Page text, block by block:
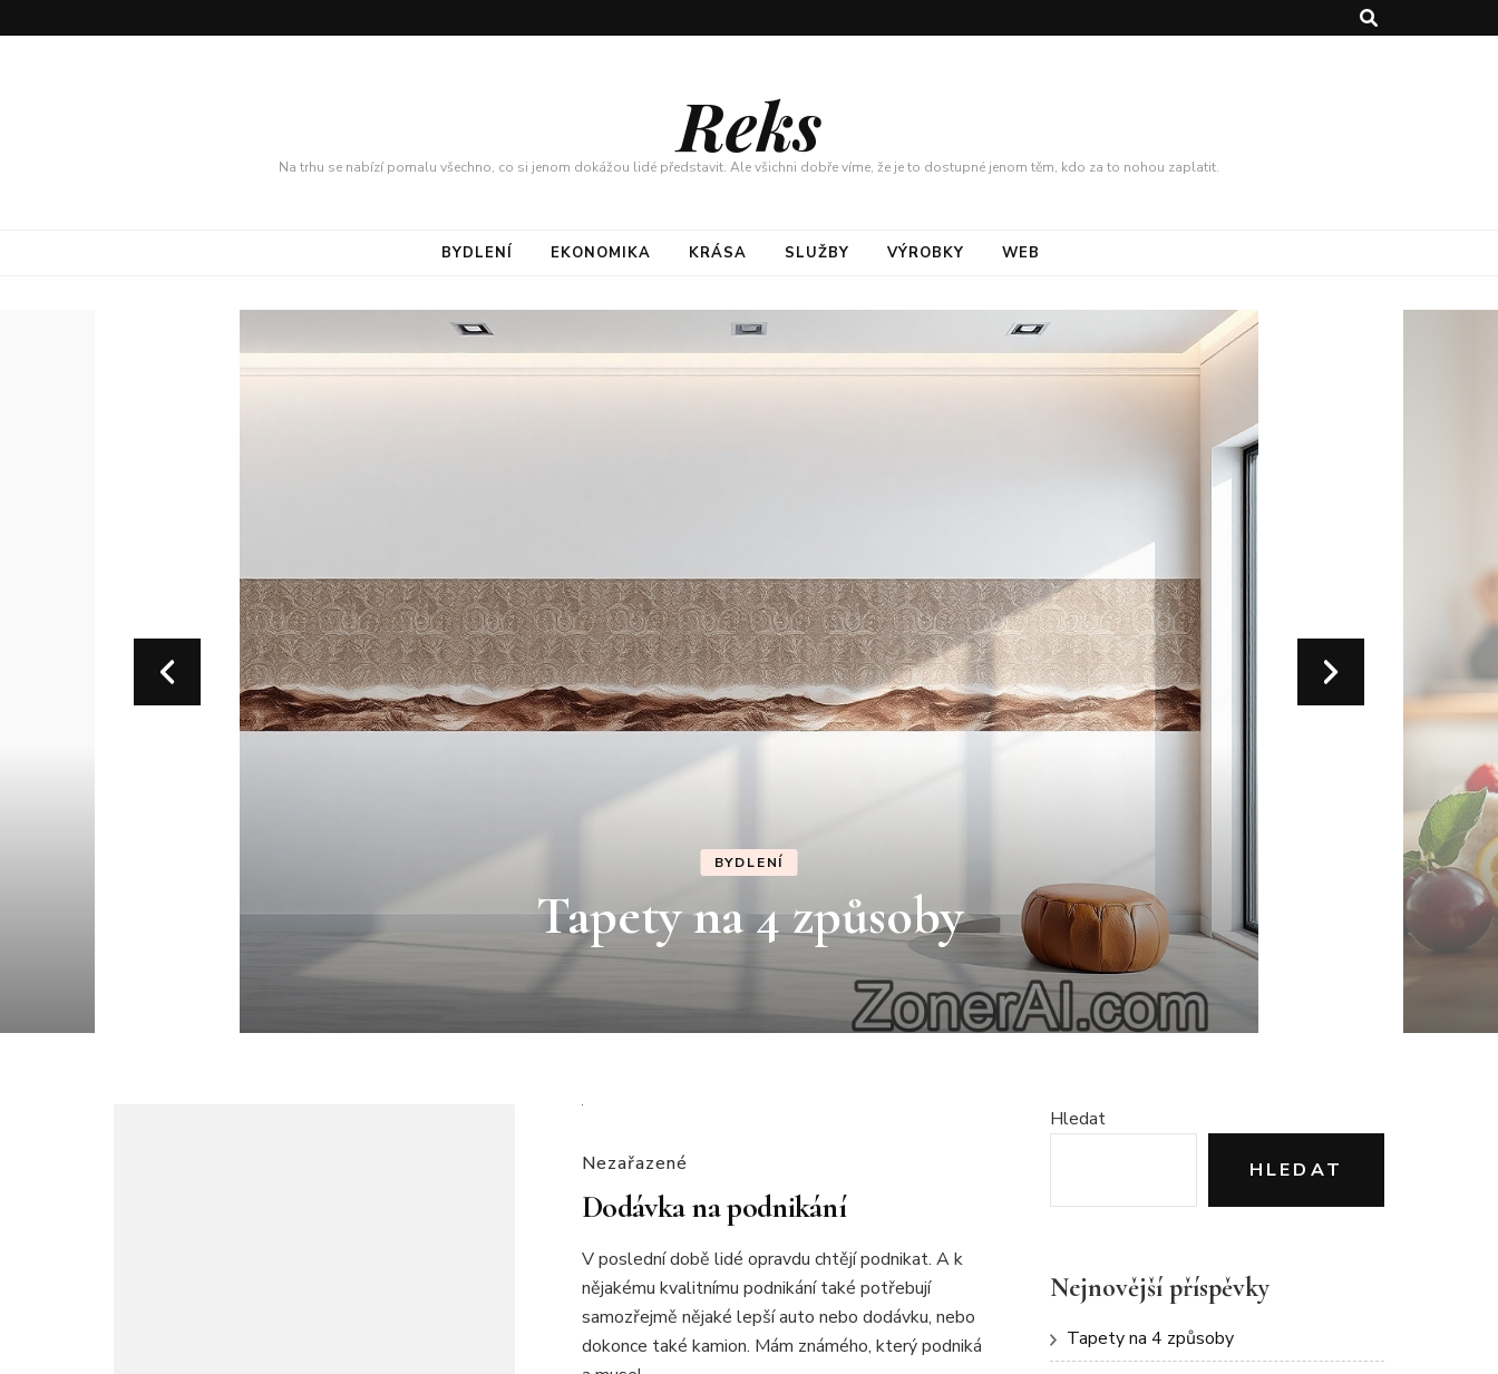
Reks
Na trhu se nabízí pomalu všechno, co si jenom dokážou lidé představit. Ale všichni dobře víme, že je to dostupné jenom těm, kdo za to nohou zaplatit.
BYDLENÍ EKONOMIKA KRÁSA SLUŽBY VÝROBKY WEB
KRÁSA
Proč nehubnu?
Nezařazené
Dodávka na podnikání
V poslední době lidé opravdu chtějí podnikat. A k
nějakému kvalitnímu podnikání také potřebují
samozřejmě nějaké lepší auto nebo dodávku, nebo
dokonce také kamion. Mám známého, který podniká
Hledat
HLEDAT
Nejnovější příspěvky
Tapety na 4 způsoby